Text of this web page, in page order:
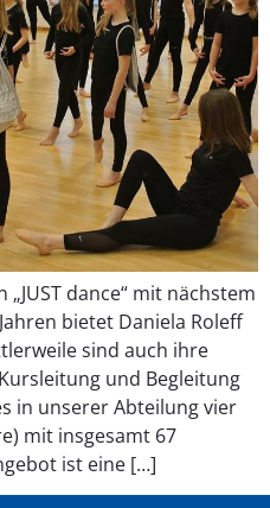
„JUST dance“ mit nächstem
bietet Daniela Roleff
sind auch ihre
und Begleitung
in unserer Abteilung vier
mit insgesamt 67
ist eine […]